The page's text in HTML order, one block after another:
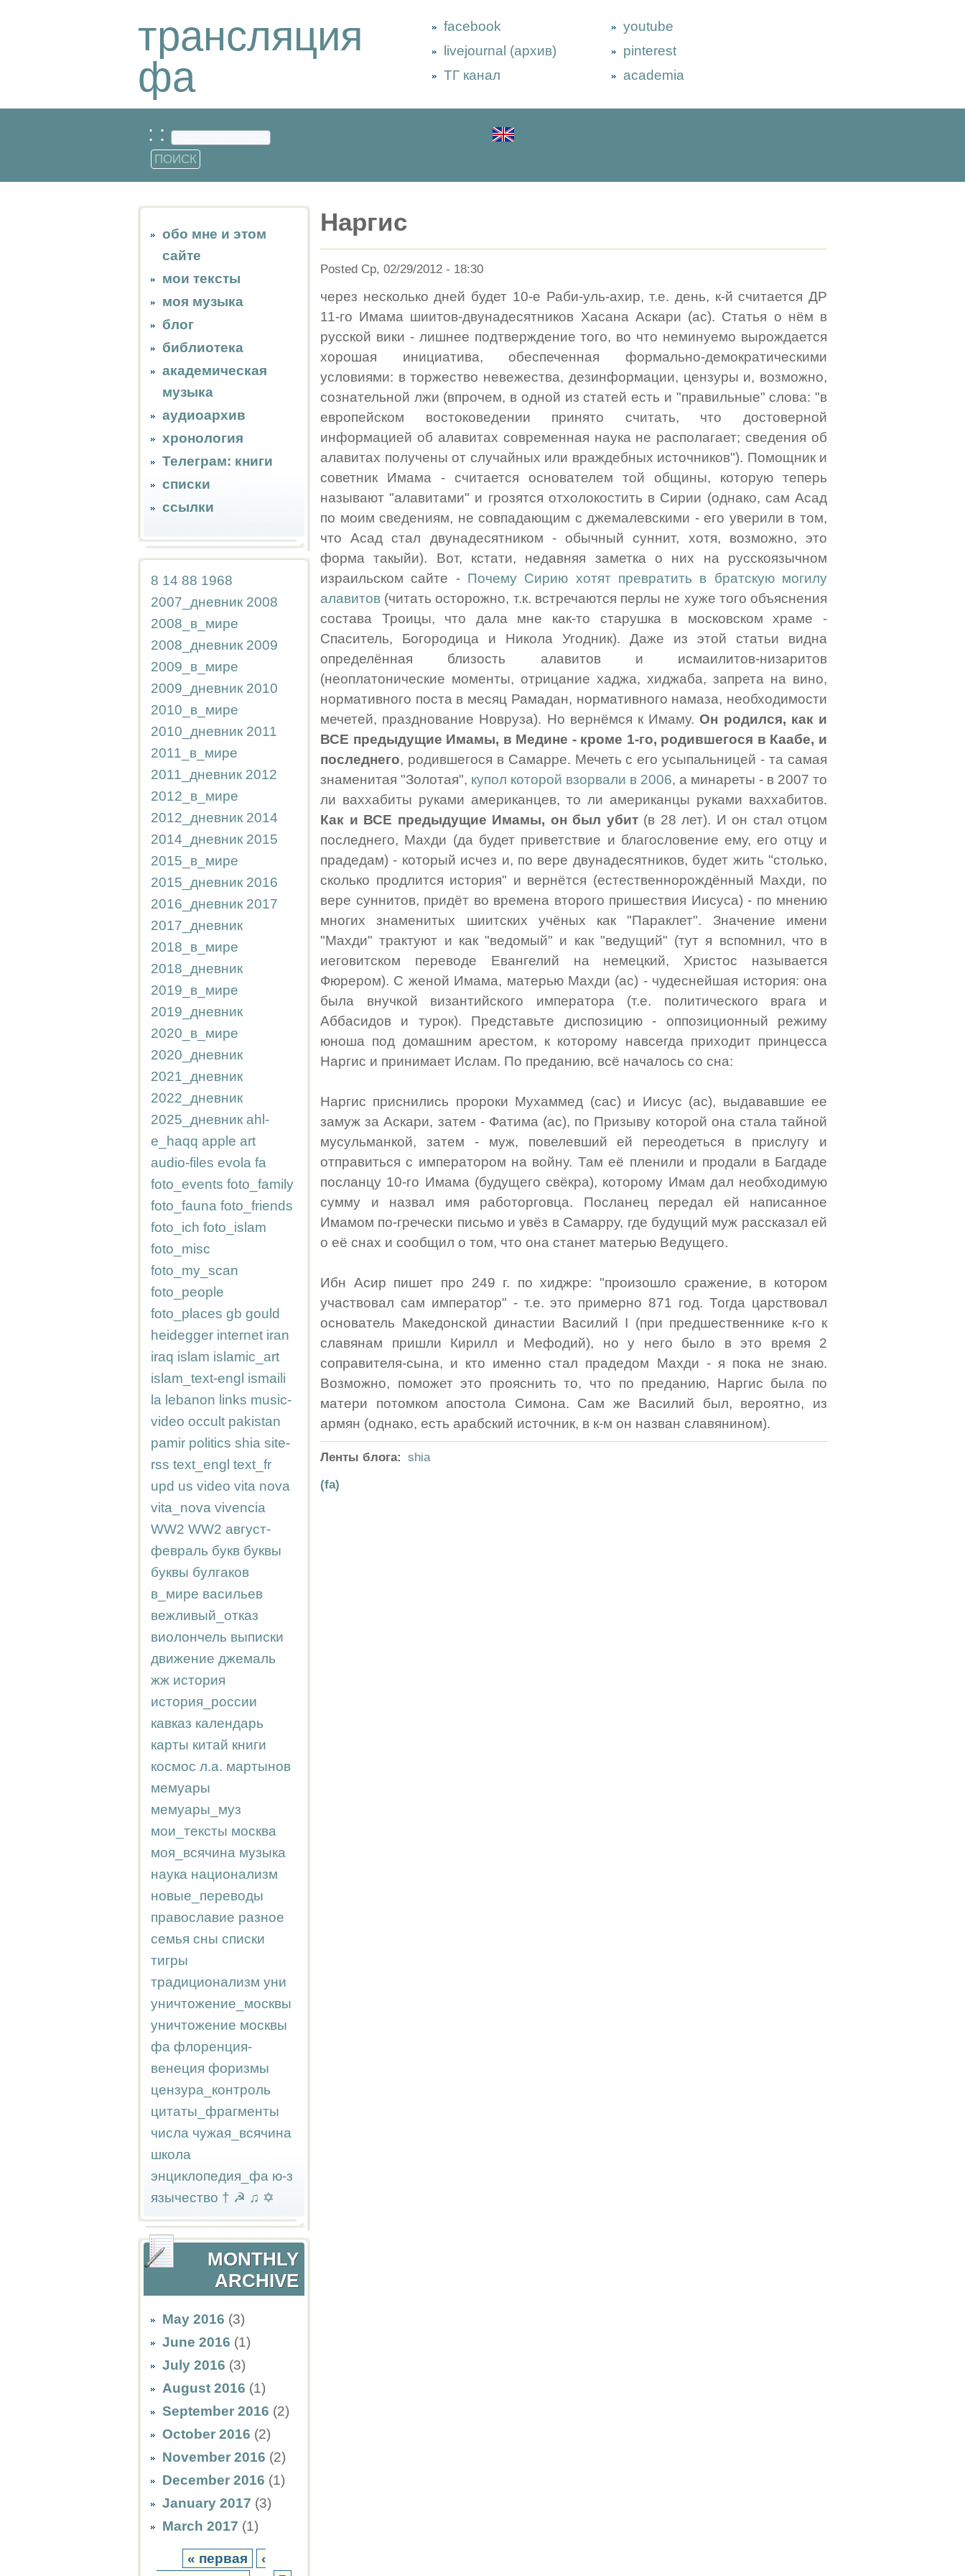
трансляция
фа
facebook
livejournal (архив)
ТГ канал
youtube
pinterest
academia
: :
обо мне и этом
сайте
мои тексты
моя музыка
блог
библиотека
академическая
музыка
аудиоархив
хронология
Телеграм: книги
списки
ссылки
8 14 88 1968
2007_дневник 2008
2008_в_мире
2008_дневник 2009
2009_в_мире
2009_дневник 2010
2010_в_мире
2010_дневник 2011
2011_в_мире
2011_дневник 2012
2012_в_мире
2012_дневник 2014
2014_дневник 2015
2015_в_мире
2015_дневник 2016
2016_дневник 2017
2017_дневник
2018_в_мире
2018_дневник
2019_в_мире
2019_дневник
2020_в_мире
2020_дневник
2021_дневник
2022_дневник
2025_дневник ahl-
e_haqq apple art
audio-files evola fa
foto_events foto_family
foto_fauna foto_friends
foto_ich foto_islam
foto_misc
foto_my_scan
foto_people
foto_places gb gould
heidegger internet iran
iraq islam islamic_art
islam_text-engl ismaili
la lebanon links music-
video occult pakistan
pamir politics shia site-
rss text_engl text_fr
upd us video vita nova
vita_nova vivencia
WW2 WW2 август-
февраль букв буквы
буквы булгаков
в_мире васильев
вежливый_отказ
виолончель выписки
движение джемаль
жж история
история_россии
кавказ календарь
карты китай книги
космос л.а. мартынов
мемуары
мемуары_муз
мои_тексты москва
моя_всячина музыка
наука национализм
новые_переводы
православие разное
семья сны списки
тигры
традиционализм уни
уничтожение_москвы
уничтожение москвы
фа флоренция-
венеция форизмы
цензура_контроль
цитаты_фрагменты
числа чужая_всячина
школа
энциклопедия_фа ю-з
язычество † ☭ ♫ ✡
MONTHLY
ARCHIVE
May 2016 (3)
June 2016 (1)
July 2016 (3)
August 2016 (1)
September 2016 (2)
October 2016 (2)
November 2016 (2)
December 2016 (1)
January 2017 (3)
March 2017 (1)
« первая
‹
Наргис
Posted Ср, 02/29/2012 - 18:30
через несколько дней будет 10-е Раби-уль-ахир, т.е. день, к-й считается ДР
11-го Имама шиитов-двунадесятников Хасана Аскари (ас). Статья о нём в
русской вики - лишнее подтверждение того, во что неминуемо вырождается
хорошая инициатива, обеспеченная формально-демократическими
условиями: в торжество невежества, дезинформации, цензуры и, возможно,
сознательной лжи (впрочем, в одной из статей есть и "правильные" слова: "в
европейском востоковедении принято считать, что достоверной
информацией об алавитах современная наука не располагает; сведения об
алавитах получены от случайных или враждебных источников"). Помощник и
советник Имама - считается основателем той общины, которую теперь
называют "алавитами" и грозятся отхолокостить в Сирии (однако, сам Асад
по моим сведениям, не совпадающим с джемалевскими - его уверили в том,
что Асад стал двунадесятником - обычный суннит, хотя, возможно, это
форма такыйи). Вот, кстати, недавняя заметка о них на русскоязычном
израильском сайте - Почему Сирию хотят превратить в братскую могилу
алавитов (читать осторожно, т.к. встречаются перлы не хуже того объяснения
состава Троицы, что дала мне как-то старушка в московском храме -
Спаситель, Богородица и Никола Угодник). Даже из этой статьи видна
определённая близость алавитов и исмаилитов-низаритов
(неоплатонические моменты, отрицание хаджа, хиджаба, запрета на вино,
нормативного поста в месяц Рамадан, нормативного намаза, необходимости
мечетей, празднование Новруза). Но вернёмся к Имаму.Он родился, как и
ВСЕ предыдущие Имамы, в Медине - кроме 1-го, родившегося в Каабе, и
последнего, родившегося в Самарре. Мечеть с его усыпальницей - та самая
знаменитая "Золотая", купол которой взорвали в 2006, а минареты - в 2007 то
ли ваххабиты руками американцев, то ли американцы руками ваххабитов.
Как и ВСЕ предыдущие Имамы, он был убит(в 28 лет). И он стал отцом
последнего, Махди (да будет приветствие и благословение ему, его отцу и
прадедам) - который исчез и, по вере двунадесятников, будет жить "столько,
сколько продлится история" и вернётся (естественнорождённый Махди, по
вере суннитов, придёт во времена второго пришествия Иисуса) - по мнению
многих знаменитых шиитских учёных как "Параклет". Значение имени
"Махди" трактуют и как "ведомый" и как "ведущий" (тут я вспомнил, что в
иеговитском переводе Евангелий на немецкий, Христос называется
Фюрером). С женой Имама, матерью Махди (ас) - чудеснейшая история: она
была внучкой византийского императора (т.е. политического врага и
Аббасидов и турок). Представьте диспозицию - оппозиционный режиму
юноша под домашним арестом, к которому навсегда приходит принцесса
Наргис и принимает Ислам. По преданию, всё началось со сна:
Наргис приснились пророки Мухаммед (сас) и Иисус (ас), выдававшие ее
замуж за Аскари, затем - Фатима (ас), по Призыву которой она стала тайной
мусульманкой, затем - муж, повелевший ей переодеться в прислугу и
отправиться с императором на войну. Там её пленили и продали в Багдаде
посланцу 10-го Имама (будущего свёкра), которому Имам дал необходимую
сумму и назвал имя работорговца. Посланец передал ей написанное
Имамом по-гречески письмо и увёз в Самарру, где будущий муж рассказал ей
о её снах и сообщил о том, что она станет матерью Ведущего.
Ибн Асир пишет про 249 г. по хиджре: "произошло сражение, в котором
участвовал сам император" - т.е. это примерно 871 год. Тогда царствовал
основатель Македонской династии Василий I (при предшественнике к-го к
славянам пришли Кирилл и Мефодий), но у него было в это время 2
соправителя-сына, и кто именно стал прадедом Махди - я пока не знаю.
Возможно, поможет это прояснить то, что по преданию, Наргис была по
матери потомком апостола Симона. Сам же Василий был, вероятно, из
армян (однако, есть арабский источник, в к-м он назван славянином).
Ленты блога: shia
(fa)